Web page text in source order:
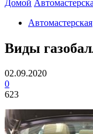
Домой
Автомастерская
Виды
02.09.2020
0
623